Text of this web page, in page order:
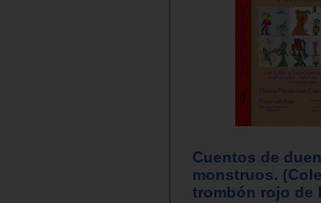
Cuentos de
monstruos.
trombón rojo de